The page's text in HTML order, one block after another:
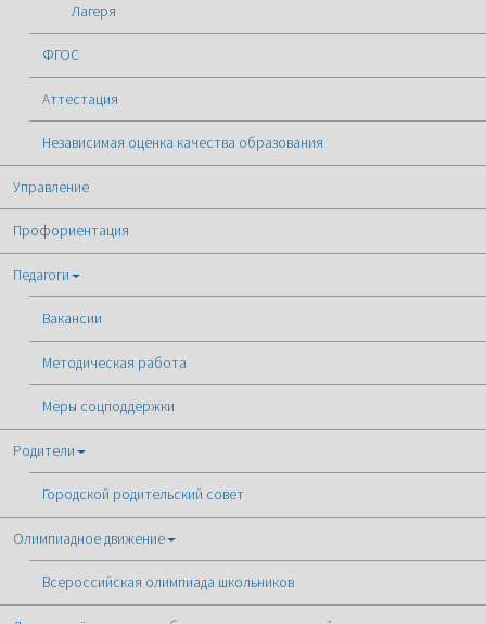
Лагеря
ФГОС
Аттестация
Независимая оценка качества образования
Управление
Профориентация
Педагоги
Вакансии
Методическая работа
Меры соцподдержки
Родители
Городской родительский совет
Олимпиадное движение
Всероссийская олимпиада школьников